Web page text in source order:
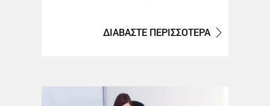
ΔΙΑΒΑΣΤΕ ΠΕΡΙΣΣΟΤΕΡΑ